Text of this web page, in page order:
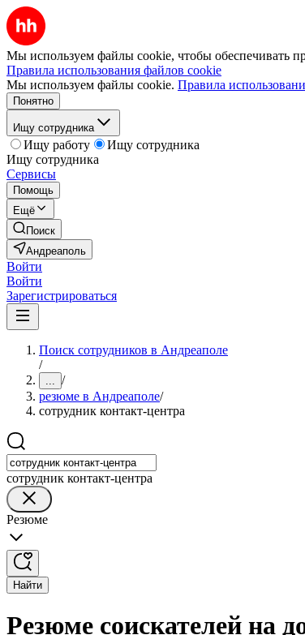
Мы используем файлы cookie, чтобы обеспечивать
Правила использования файлов cookie
Мы используем файлы cookie. Правила
Понятно
Ищу сотрудника
Ищу работу
Ищу сотрудника
Ищу сотрудника
Сервисы
Помощь
Ещё
Поиск
Андреаполь
Войти
Войти
Зарегистрироваться
Поиск сотрудников в Андреаполе
/
... /
резюме в Андреаполе/
сотрудник контакт-центра
сотрудник контакт-центра
Резюме
Найти
Резюме соискателей на